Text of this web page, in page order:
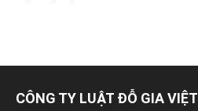
CÔNG TY LUẬT ĐỖ GIA VIỆT